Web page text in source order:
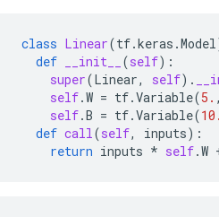
class Linear(tf.keras .Model
def
__init__ (self):
super(Linear, self) .
self.W = tf.Variable(5. ,
self.B = tf.Variable(10.
def call(self, inputs):
return inputs * self.W